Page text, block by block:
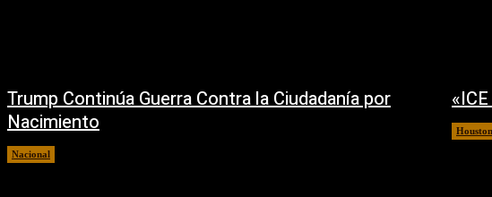
Trump Continúa Guerra Contra la Ciudadanía por
Nacimiento
Nacional
Houston